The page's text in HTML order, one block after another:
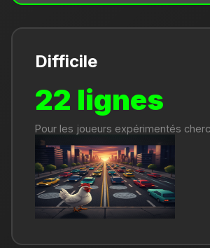
Difficile
22 lignes
Pour les joueurs expérimentés